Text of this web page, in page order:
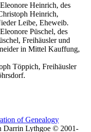
Heinrich, des
Heinrich,
Leibe, Eheweib.
Püschel, des
Freihäusler und
in Mittel Kauffung,
Töppich, Freihäusler
of Genealogy
Darrin Lythgoe © 2001-